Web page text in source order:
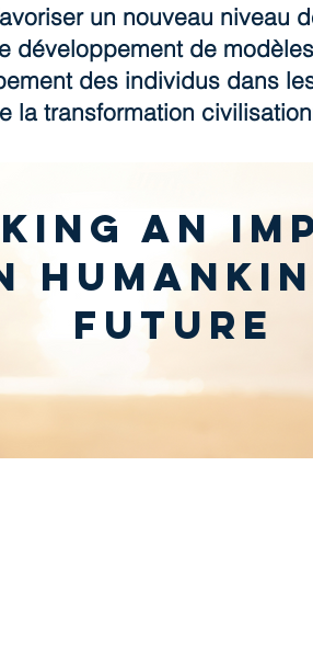
un nouveau niveau
développement de
des individus dans
transformation
an
future